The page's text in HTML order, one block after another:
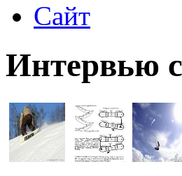
Сайт
Интервью